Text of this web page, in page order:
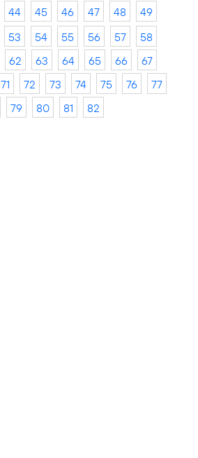
44 45 46 47 48
49
53 54 55 56 57
58
62 63 64 65 66
67
71 72 73 74 75 76
77
79 80 81 82